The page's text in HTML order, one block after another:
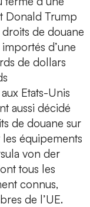
Donald Trump
de douane
d’une
de dollars
Etats-Unis
aussi décidé
de douane sur
équipements
von der
tous les
connus,
de l’UE.